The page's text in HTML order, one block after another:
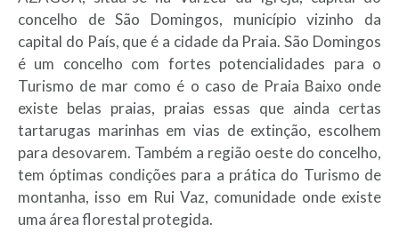
concelho de São Domingos, município vizinho da
capital do País, que é a cidade da Praia. São Domingos
é um concelho com fortes potencialidades para o
Turismo de mar como é o caso de Praia Baixo onde
existe belas praias, praias essas que ainda certas
tartarugas marinhas em vias de extinção, escolhem
para desovarem. Também a região oeste do concelho,
tem óptimas condições para a prática do Turismo de
montanha, isso em Rui Vaz, comunidade onde existe
uma área florestal protegida.